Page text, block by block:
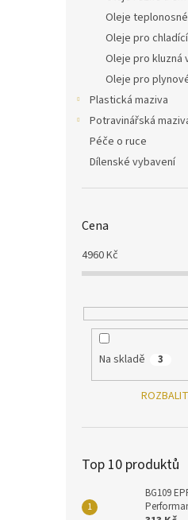
Oleje teplonosné
Oleje pro
Oleje pro kluzná
Oleje pro
Plastická maziva
Potravinářská
Péče o ruce
Dílenské vybavení
Cena
4960Kč
Na skladě 3
Top 10 produktů
BG109